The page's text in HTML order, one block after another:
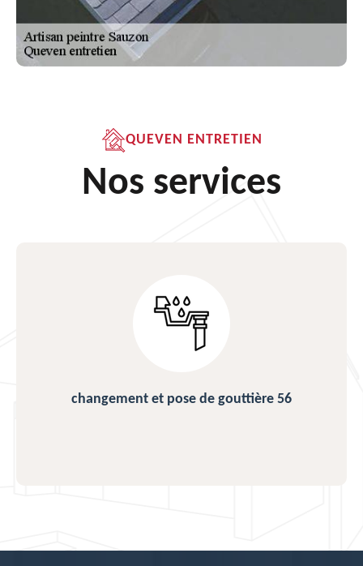
QUEVEN ENTRETIEN
Nos services
changement et pose de gouttière 56